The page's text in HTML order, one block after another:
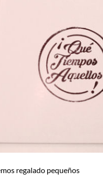
regalado pequeños